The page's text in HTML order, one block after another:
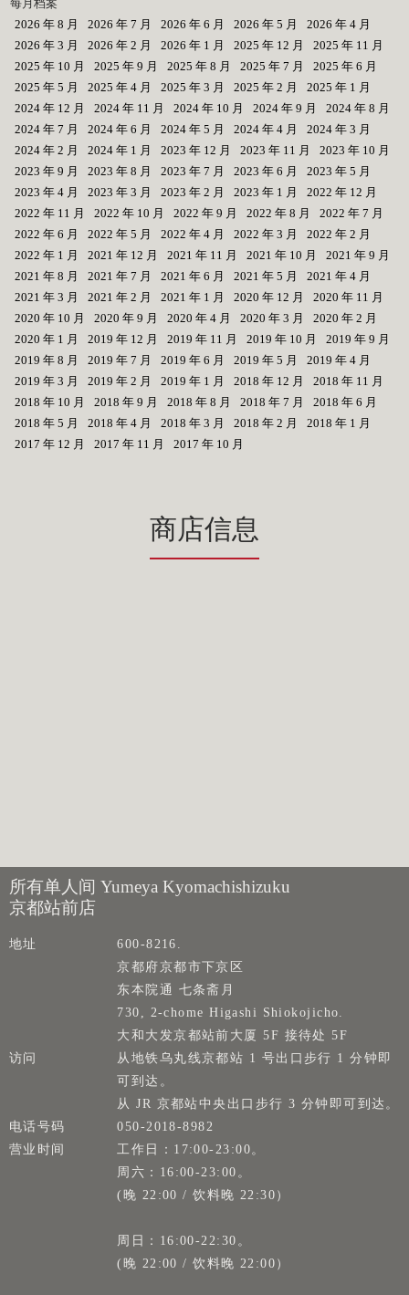
每月档案
2026 年 8 月
2026 年 7 月 2026 年 6 月 2026 年 5 月
2026 年 4 月
2026 年 3 月
2026 年 2 月 2026 年 1 月 2025 年 12 月
2025 年 11 月
2025 年 10 月
2025 年 9 月 2025 年 8 月 2025 年 7 月
2025 年 6 月
2025 年 5 月
2025 年 4 月 2025 年 3 月 2025 年 2 月
2025 年 1 月
2024 年 12 月
2024 年 11 月 2024 年 10 月 2024 年 9 月
2024 年 8 月
2024 年 7 月
2024 年 6 月 2024 年 5 月 2024 年 4 月
2024 年 3 月
2024 年 2 月
2024 年 1 月 2023 年 12 月 2023 年 11 月
2023 年 10 月
2023 年 9 月
2023 年 8 月 2023 年 7 月 2023 年 6 月
2023 年 5 月
2023 年 4 月
2023 年 3 月 2023 年 2 月 2023 年 1 月
2022 年 12 月
2022 年 11 月
2022 年 10 月 2022 年 9 月 2022 年 8 月
2022 年 7 月
2022 年 6 月
2022 年 5 月 2022 年 4 月 2022 年 3 月
2022 年 2 月
2022 年 1 月
2021 年 12 月 2021 年 11 月 2021 年 10 月
2021 年 9 月
2021 年 8 月
2021 年 7 月 2021 年 6 月 2021 年 5 月
2021 年 4 月
2021 年 3 月
2021 年 2 月 2021 年 1 月 2020 年 12 月
2020 年 11 月
2020 年 10 月
2020 年 9 月 2020 年 4 月 2020 年 3 月
2020 年 2 月
2020 年 1 月
2019 年 12 月 2019 年 11 月 2019 年 10 月
2019 年 9 月
2019 年 8 月
2019 年 7 月 2019 年 6 月 2019 年 5 月
2019 年 4 月
2019 年 3 月
2019 年 2 月 2019 年 1 月 2018 年 12 月
2018 年 11 月
2018 年 10 月
2018 年 9 月 2018 年 8 月 2018 年 7 月
2018 年 6 月
2018 年 5 月
2018 年 4 月 2018 年 3 月 2018 年 2 月
2018 年 1 月
2017 年 12 月
2017 年 11 月 2017 年 10 月
商店信息
所有单人间 Yumeya Kyomachishizuku
京都站前店
地址
600-8216.
京都府京都市下京区
东本院通 七条斋月
730, 2-chome Higashi Shiokojicho.
大和大发京都站前大厦 5F 接待处 5F
访问
从地铁乌丸线京都站 1 号出口步行 1 分钟即
可到达。
从 JR 京都站中央出口步行 3 分钟即可到达。
电话号码
050-2018-8982
营业时间
工作日：17:00-23:00。
周六：16:00-23:00。
(晚 22:00 / 饮料晚 22:30）
周日：16:00-22:30。
(晚 22:00 / 饮料晚 22:00）